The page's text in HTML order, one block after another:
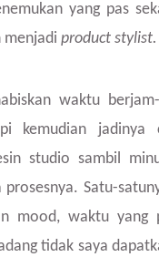
yang pas
menjadi product stylist.
waktu
kemudian jadinya
studio sambil
Satu-
mood, waktu yang
tidak saya